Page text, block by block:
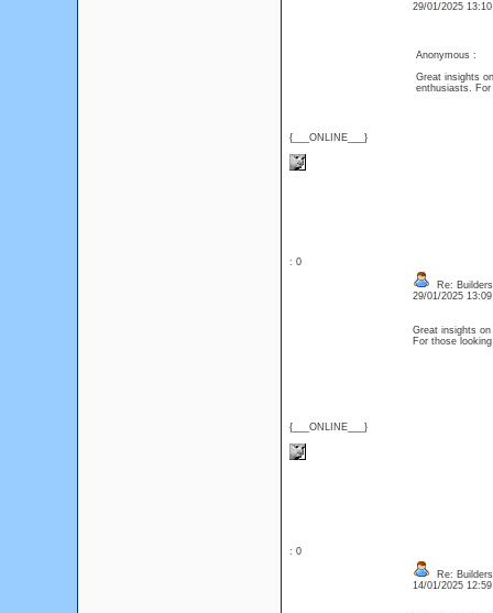
{___ONLINE___}
29/01/2025
Anonymous :
Great insights
enthusiasts.
: 0
{___ONLINE___}
Re:
29/01/2025
Great insights
For those
: 0
Re:
14/01/2025